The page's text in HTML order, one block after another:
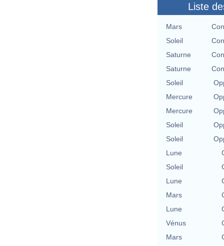
Liste
Mars
Soleil
Saturne
Saturne
Soleil
Mercure
Mercure
Soleil
Soleil
Lune
Soleil
Lune
Mars
Lune
Vénus
Mars